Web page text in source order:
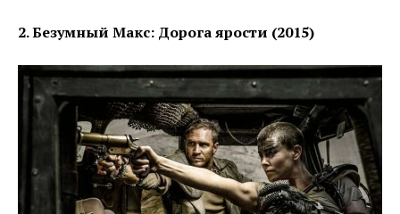
2. Безумный Макс: Дорога ярости (2015)